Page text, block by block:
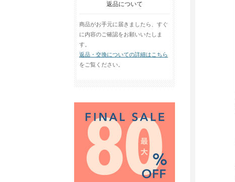
返品について
商品がお手元に届きましたら、すぐ
に内容のご確認をお願いいたしま
す。
返品・交換についての詳細はこちら
をご覧ください。